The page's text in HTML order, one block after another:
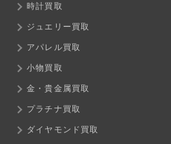
時計買取
ジュエリー買取
アパレル買取
小物買取
金・貴金属買取
プラチナ買取
ダイヤモンド買取